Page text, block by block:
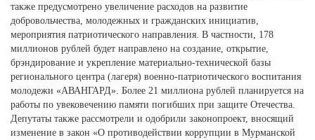
также предусмотрено увеличение расходов на развитие
добровольчества, молодежных и гражданских инициатив,
мероприятия патриотического направления. В частности, 178
миллионов рублей будет направлено на создание, открытие,
брэндирование и укрепление материально-технической базы
регионального центра (лагеря) военно-патриотического воспитания
молодежи «АВАНГАРД». Более 21 миллиона рублей планируется на
работы по увековечению памяти погибших при защите Отечества.
Депутаты также рассмотрели и одобрили законопроект, вносящий
изменение в закон «О противодействии коррупции в Мурманской